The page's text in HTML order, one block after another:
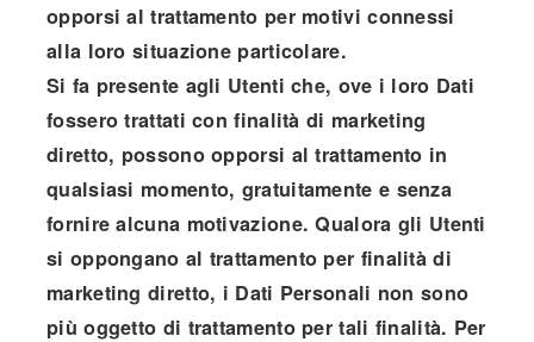
opporsi al trattamento per motivi connessi
alla loro situazione particolare.
Si fa presente agli Utenti che, ove i loro Dati
fossero trattati con finalità di marketing
diretto, possono opporsi al trattamento in
qualsiasi momento, gratuitamente e senza
fornire alcuna motivazione. Qualora gli Utenti
si oppongano al trattamento per finalità di
marketing diretto, i Dati Personali non sono
più oggetto di trattamento per tali finalità. Per